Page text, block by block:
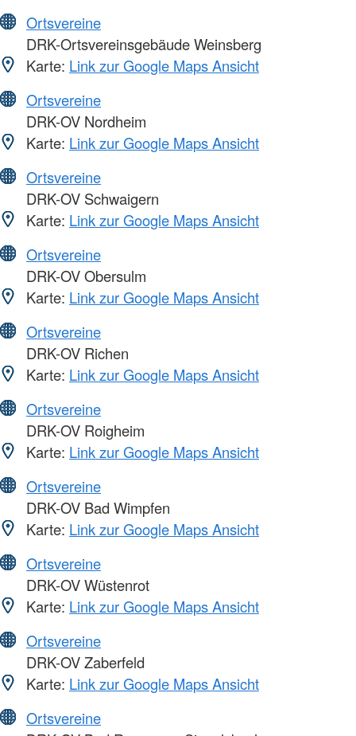
Ortsvereine
DRK-Ortsvereinsgebäude Weinsberg
Karte: Link zur Google Maps Ansicht
Ortsvereine
DRK-OV Nordheim
Karte: Link zur Google Maps Ansicht
Ortsvereine
DRK-OV Schwaigern
Karte: Link zur Google Maps Ansicht
Ortsvereine
DRK-OV Obersulm
Karte: Link zur Google Maps Ansicht
Ortsvereine
DRK-OV Richen
Karte: Link zur Google Maps Ansicht
Ortsvereine
DRK-OV Roigheim
Karte: Link zur Google Maps Ansicht
Ortsvereine
DRK-OV Bad Wimpfen
Karte: Link zur Google Maps Ansicht
Ortsvereine
DRK-OV Wüstenrot
Karte: Link zur Google Maps Ansicht
Ortsvereine
DRK-OV Zaberfeld
Karte: Link zur Google Maps Ansicht
Ortsvereine